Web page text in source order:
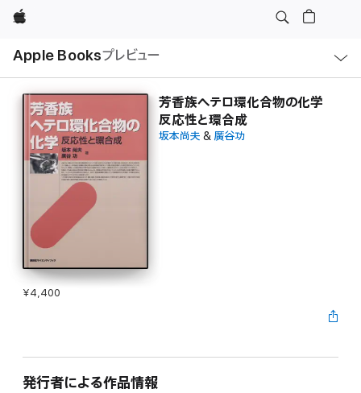
Apple
Apple Booksプレビュー
ル
芳香族へテロ環化合物の化学
反応性と環合成
坂本尚夫 & 廣谷功
¥4,400
発行者による作品情報